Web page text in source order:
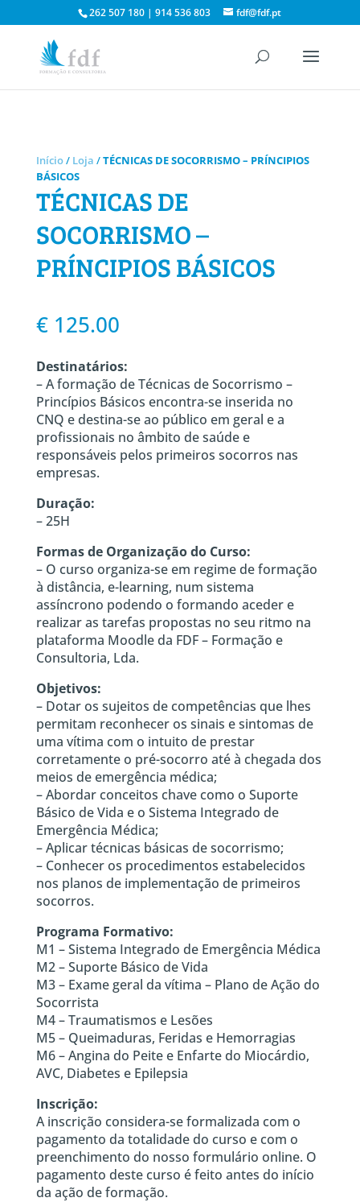
262 507 180 | 914 536 803 fdf@fdf.pt
Início/ Loja /TÉCNICAS DE SOCORRISMO – PRÍNCIPIOS
BÁSICOS
TÉCNICAS DE
SOCORRISMO –
PRÍNCIPIOS BÁSICOS
€125.00
Destinatários:
– A formação de Técnicas de Socorrismo –
Princípios Básicos encontra-se inserida no
CNQ e destina-se ao público em geral e a
profissionais no âmbito de saúde e
responsáveis pelos primeiros socorros nas
empresas.
Duração:
– 25H
Formas de Organização do Curso:
– O curso organiza-se em regime de formação
à distância, e-learning, num sistema
assíncrono podendo o formando aceder e
realizar as tarefas propostas no seu ritmo na
plataforma Moodle da FDF – Formação e
Consultoria, Lda.
Objetivos:
– Dotar os sujeitos de competências que lhes
permitam reconhecer os sinais e sintomas de
uma vítima com o intuito de prestar
corretamente o pré-socorro até à chegada dos
meios de emergência médica;
– Abordar conceitos chave como o Suporte
Básico de Vida e o Sistema Integrado de
Emergência Médica;
– Aplicar técnicas básicas de socorrismo;
– Conhecer os procedimentos estabelecidos
nos planos de implementação de primeiros
socorros.
Programa Formativo:
M1 – Sistema Integrado de Emergência Médica
M2 – Suporte Básico de Vida
M3 – Exame geral da vítima – Plano de Ação do
Socorrista
M4 – Traumatismos e Lesões
M5 – Queimaduras, Feridas e Hemorragias
M6 – Angina do Peite e Enfarte do Miocárdio,
AVC, Diabetes e Epilepsia
Inscrição:
A inscrição considera-se formalizada com o
pagamento da totalidade do curso e com o
preenchimento do nosso formulário online. O
pagamento deste curso é feito antes do início
da ação de formação.